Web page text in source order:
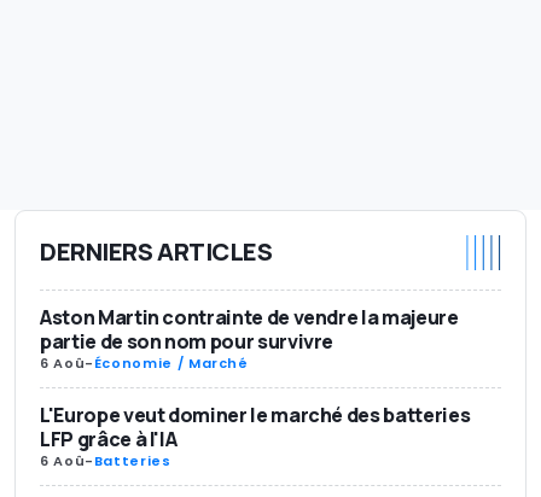
DERNIERS ARTICLES
Aston Martin contrainte de vendre la majeure
partie de son nom pour survivre
6 Aoû-Économie / Marché
L'Europe veut dominer le marché des batteries
LFP grâce à l'IA
6 Aoû-Batteries